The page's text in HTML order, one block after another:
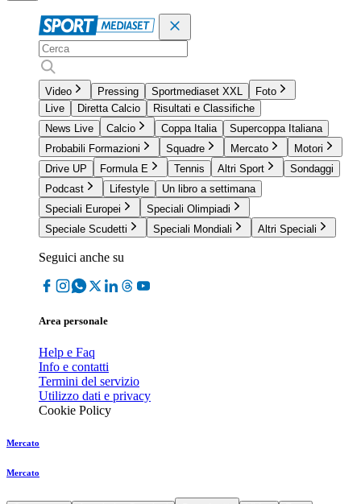
Video Pressing Sportmediaset XXL
Foto
Live
Diretta Calcio
Risultati e Classifiche
News Live
Calcio Coppa Italia
Supercoppa Italiana
Probabili Formazioni
Squadre Mercato
Motori
Drive UP
Formula E Tennis Altri Sport
Sondaggi
Podcast
Lifestyle
Un libro a settimana
Speciali Europei
Speciali Olimpiadi
Speciale Scudetti
Speciali Mondiali Altri Speciali
Seguici anche su
Area personale
Help e Faq
Info e contatti
Termini del servizio
Utilizzo dati e privacy
Cookie Policy
Mercato
Mercato